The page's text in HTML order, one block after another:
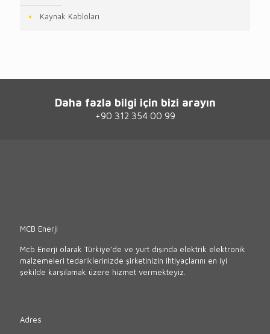
Kaynak Kabloları
Daha fazla bilgi için bizi arayın
+90 312 354 00 99
MCB Enerji
Mcb Enerji olarak Türkiye’de ve yurt dışında elektrik elektronik
malzemeleri tedariklerinizde şirketinizin ihtiyaçlarını en iyi
şekilde karşılamak üzere hizmet vermekteyiz.
Adres